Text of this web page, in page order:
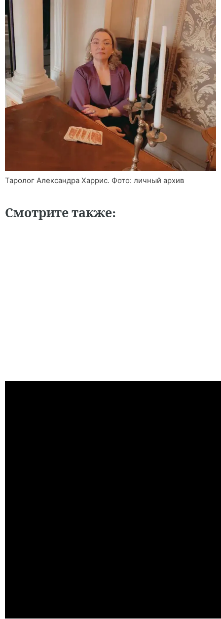
Таролог Александра Харрис. Фото: личный архив
Смотрите также: